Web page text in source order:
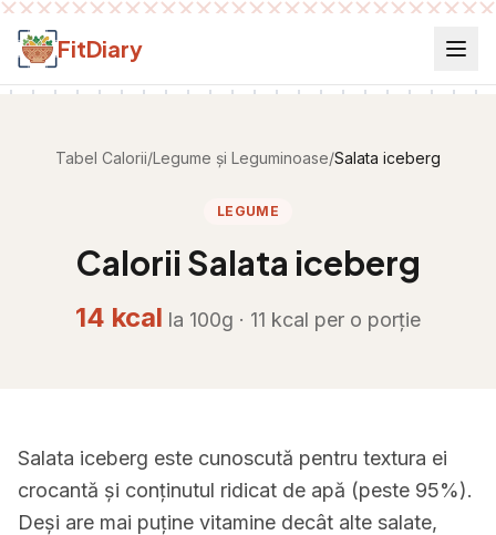
Salt la conținut
FitDiary
Tabel Calorii/Legume și Leguminoase/Salata iceberg
LEGUME
Calorii Salata iceberg
14 kcal la 100g · 11 kcal per o porție
Salata iceberg este cunoscută pentru textura ei
crocantă și conținutul ridicat de apă (peste 95%).
Deși are mai puține vitamine decât alte salate,